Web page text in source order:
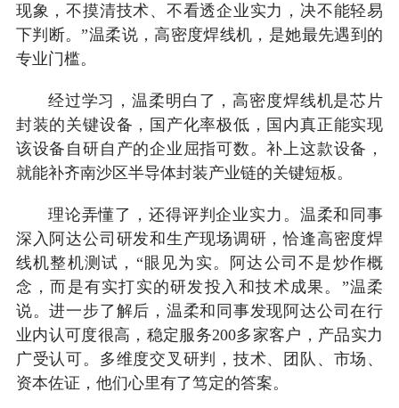
现象，不摸清技术、不看透企业实力，决不能轻易
下判断。”温柔说，高密度焊线机，是她最先遇到的
专业门槛。
经过学习，温柔明白了，高密度焊线机是芯片
封装的关键设备，国产化率极低，国内真正能实现
该设备自研自产的企业屈指可数。补上这款设备，
就能补齐南沙区半导体封装产业链的关键短板。
理论弄懂了，还得评判企业实力。温柔和同事
深入阿达公司研发和生产现场调研，恰逢高密度焊
线机整机测试，“眼见为实。阿达公司不是炒作概
念，而是有实打实的研发投入和技术成果。”温柔
说。进一步了解后，温柔和同事发现阿达公司在行
业内认可度很高，稳定服务200多家客户，产品实力
广受认可。多维度交叉研判，技术、团队、市场、
资本佐证，他们心里有了笃定的答案。